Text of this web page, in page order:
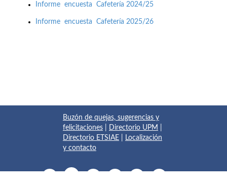
Informe encuesta Cafetería 2024/25
Informe encuesta Cafetería 2025/26
Buzón de quejas, sugerencias y
felicitaciones
Directorio UPM
Directorio ETSIAE
Localización
y contacto